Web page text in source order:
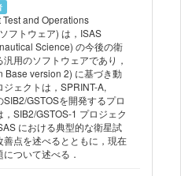
and Operations
フトウェア) は，ISAS
Science) の今後の衛
用のソフトウェアであり，
Base version 2) に基づき動
ェクトは，SPRINT-A,
GSTOSを開発するプロ
SIB2/GSTOS-1 プロジェク
における典型的な衛星試
点を述べるとともに，現在
ついて述べる．